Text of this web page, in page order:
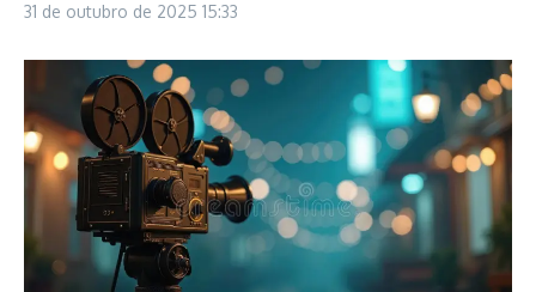
31 de outubro de 2025 15:33